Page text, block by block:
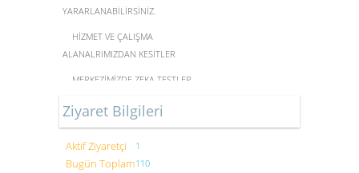
YARARLANABİLİRSİNİZ.
HİZMET VE ÇALIŞMA
ALANALRIMIZDAN KESİTLER
MERKEZİMİZDE ZEKA TESTLERİ
FORUM ÇÖZÜM KLİNİK
Ziyaret Bilgileri
Aktif Ziyaretçi 1
Bugün Toplam110